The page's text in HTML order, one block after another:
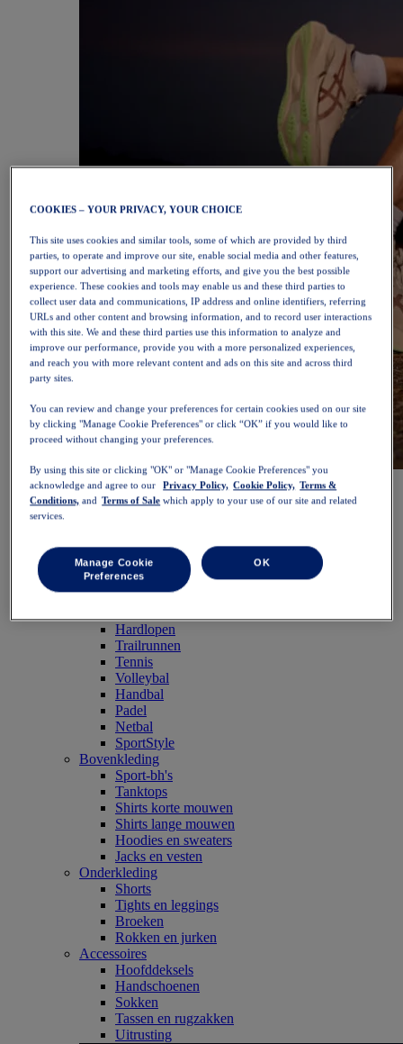
NOVABLAST™ 6Shop nu
Dames
Bestsellers
PLATINUM Collection
PERFORMANCE LIFE collectie
NOVABLAST™ 6
Hardlopen
Trailrunnen
Tennis
Volleybal
Handbal
Padel
Netbal
SportStyle
Bovenkleding
Sport-bh's
Tanktops
Shirts korte mouwen
Shirts lange mouwen
Hoodies en sweaters
Jacks en vesten
Onderkleding
Shorts
Tights en leggings
Broeken
Rokken en jurken
Accessoires
Hoofddeksels
Handschoenen
Sokken
Tassen en rugzakken
Uitrusting
COOKIES – YOUR PRIVACY, YOUR CHOICE
This site uses cookies and similar tools, some of which are provided by third
parties, to operate and improve our site, enable social media and other features,
support our advertising and marketing efforts, and give you the best possible
experience. These cookies and tools may enable us and these third parties to
collect user data and communications, IP address and online identifiers, referring
URLs and other content and browsing information, and to record user interactions
with this site. We and these third parties use this information to analyze and
improve our performance, provide you with a more personalized experiences,
and reach you with more relevant content and ads on this site and across third
party sites.
You can review and change your preferences for certain cookies used on our site
by clicking "Manage Cookie Preferences" or click “OK” if you would like to
proceed without changing your preferences.
By using this site or clicking "OK" or "Manage Cookie Preferences" you
acknowledge and agree to our
Privacy Policy, Cookie Policy, Terms &
Conditions, and Terms of Sale which apply to your use of our site and related
services.
Manage Cookie
Preferences
OK